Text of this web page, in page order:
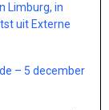
Limburg, in
uit Externe
– 5 december